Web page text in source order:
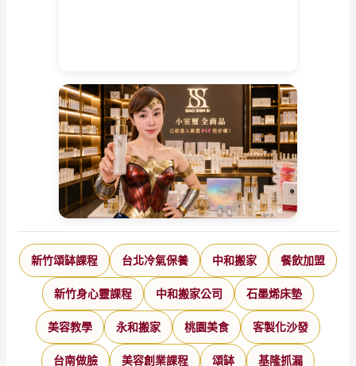
新竹頌缽課程 台北冷氣保養 中和搬家 餐飲加盟
新竹身心靈課程 中和搬家公司 石墨烯床墊
美容教學 永和搬家 桃園美食 客製化沙發
台南做臉 美容創業課程 頌缽 基隆抓漏